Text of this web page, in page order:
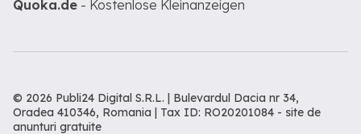
Quoka.de - Kostenlose Kleinanzeigen
© 2026 Publi24 Digital S.R.L. | Bulevardul Dacia nr 34,
Oradea 410346, Romania | Tax ID: RO20201084 - site de
anunturi gratuite